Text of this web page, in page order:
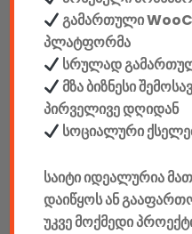
კონსტრუქტორები
E-mobility
კომპიუტერები &
ტელეფონები &
გამართული
პლატფორმა
სრულად
მზა ბიზნესი
პირველივე დღიდან
სოციალური
საიტი იდეალურია
დაიწყოს ან
უკვე მოქმედი